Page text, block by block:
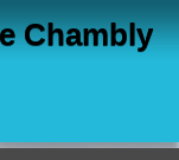
Chambly